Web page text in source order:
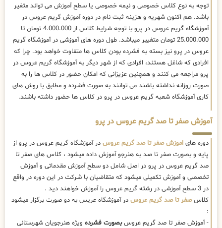
توجه به نوع کلاس خصوصی و نیمه خصوصی یا سطح آموزش می تواند متغیر
باشد. هم اکنون شهریه و هزینه ثبت نام در دوره آموزش گریم عروس در
آموزشگاه گریم عروس در پرو با توجه شرایط کلاس از 4.000.000 تومان تا
25.000.000 تومان متغییر میباشد. طول دوره های آموزشی در آموزشگاه گریم
عروس در پرو نیز بسته به فشرده بودن کلاس ها متفاوت خواهد بود. چرا که
افرادی که شاغل هستند، افرادی که از شهر دیگر به آموزشگاه گریم عروس در
پرو مراجعه می کنند و همچنین عزیزانی که امکان حضور در کلاس ها را به
صورت روزانه نداشته باشند می توانند به صورت فشرده و مطابق با روش های
کاری آموزشگاه شعبه گریم عروس در پرو در کلاس ها حضور داشته باشند.
آموزش صفر تا صد گریم عروس در پرو
دوره های اموزش صفر تا صد گریم عروس در آموزشگاه گریم عروس در پرو از
پایه و بصورت صفر تا صد به هنرجو آموزش داده میشود ، کلاس های صفر تا
صد گریم عروس در پرو در اصل شامل دو سطح آموزش مقدماتی و آموزش
تخصصی و آموزش تکمیلی میشود که متقاضیان با شرکت در این دوره در واقع
در 3 سطح آموزشی در رشته گریم عروس را آموزش خواهند دید .
کلاسصفر تا صد گریم عروس در آموزشگاه عریس به دو صورت برگزار میشود
:
- آموزش صفر تا صد گریم عروسبصورت فشرده ویژه هنرجویان شهرستانی